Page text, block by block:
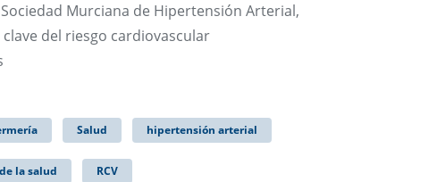
Murciana de Hipertensión Arterial,
del riesgo cardiovascular
Salud hipertensión arterial
la salud RCV